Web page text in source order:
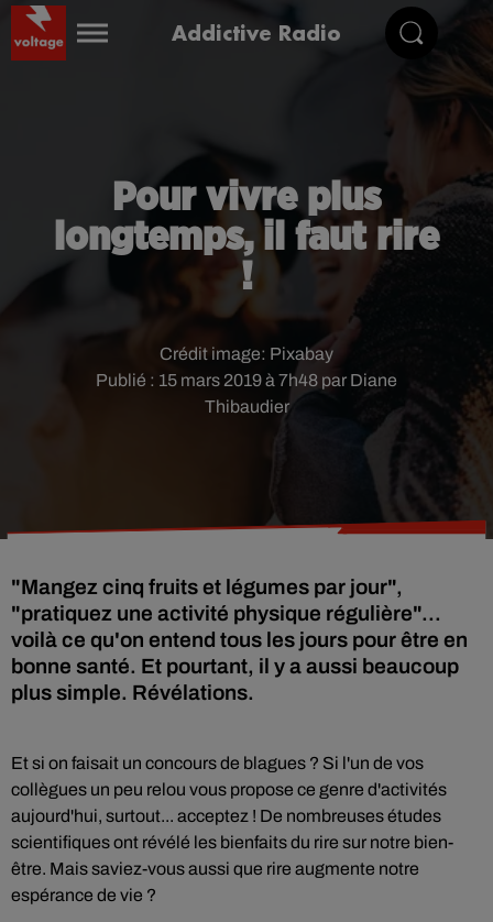
Addictive Radio
Pour vivre plus
longtemps, il faut rire
!
Publié : 15 mars 2019 à 7h48 par Diane
Thibaudier
Crédit image: Pixabay
"Mangez cinq fruits et légumes par jour",
"pratiquez une activité physique régulière"...
voilà ce qu'on entend tous les jours pour être en
bonne santé. Et pourtant, il y a aussi beaucoup
plus simple. Révélations.
Et si on faisait un concours de blagues ? Si l'un de vos
collègues un peu relou vous propose ce genre d'activités
aujourd'hui, surtout... acceptez ! De nombreuses études
scientifiques ont révélé les bienfaits du rire sur notre bien-
être. Mais saviez-vous aussi que rire augmente notre
espérance de vie ?